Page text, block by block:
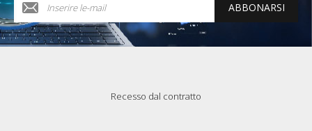
ABBONARSI
Recesso dal contratto